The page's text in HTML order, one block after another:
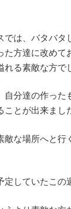
は、バタバタ
た方達に改めて
る素敵な方で
自分達の作った
とが出来まし
な場所へと行
していたこの